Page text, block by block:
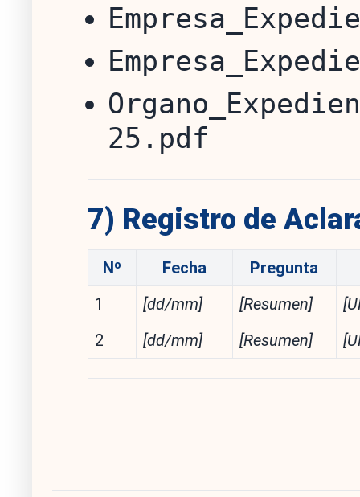
25.pdf
7) Registro de
Nº Fecha Pregunta
1
[dd/mm] [Resumen]
2
[dd/mm] [Resumen]